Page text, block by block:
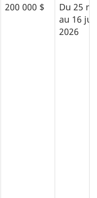
200 000 $
Du 25
au 16
2026